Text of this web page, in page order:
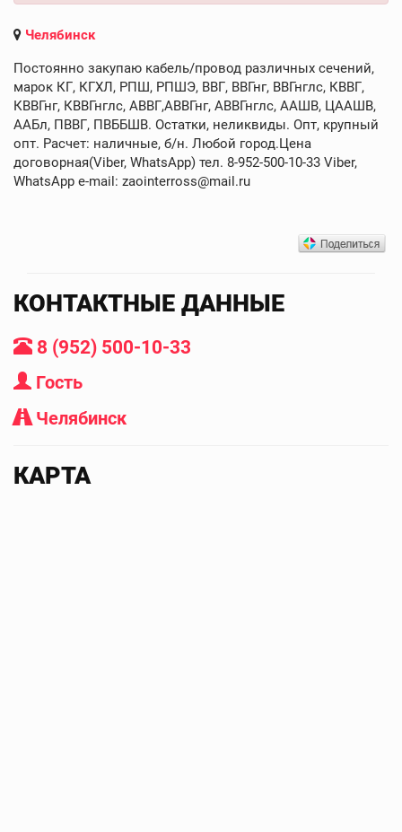
Челябинск
Постоянно закупаю кабель/провод различных сечений,
марок КГ, КГХЛ, РПШ, РПШЭ, ВВГ, ВВГнг, ВВГнглс, КВВГ,
КВВГнг, КВВГнглс, АВВГ,АВВГнг, АВВГнглс, ААШВ, ЦААШВ,
ААБл, ПВВГ, ПВББШВ. Остатки, неликвиды. Опт, крупный
опт. Расчет: наличные, б/н. Любой город.Цена
договорная(Viber, WhatsApp) тел. 8-952-500-10-33 Viber,
WhatsApp e-mail: zaointerross@mail.ru
КОНТАКТНЫЕ ДАННЫЕ
8 (952) 500-10-33
Гость
Челябинск
КАРТА